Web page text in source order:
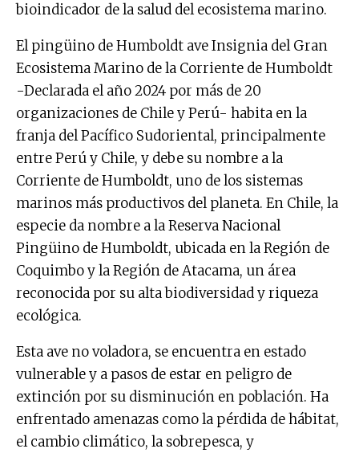
bioindicador de la salud del ecosistema marino.
El pingüino de Humboldt ave Insignia del Gran
Ecosistema Marino de la Corriente de Humboldt
-Declarada el año 2024 por más de 20
organizaciones de Chile y Perú- habita en la
franja del Pacífico Sudoriental, principalmente
entre Perú y Chile, y debe su nombre a la
Corriente de Humboldt, uno de los sistemas
marinos más productivos del planeta. En Chile, la
especie da nombre a la Reserva Nacional
Pingüino de Humboldt, ubicada en la Región de
Coquimbo y la Región de Atacama, un área
reconocida por su alta biodiversidad y riqueza
ecológica.
Esta ave no voladora, se encuentra en estado
vulnerable y a pasos de estar en peligro de
extinción por su disminución en población. Ha
enfrentado amenazas como la pérdida de hábitat,
el cambio climático, la sobrepesca, y